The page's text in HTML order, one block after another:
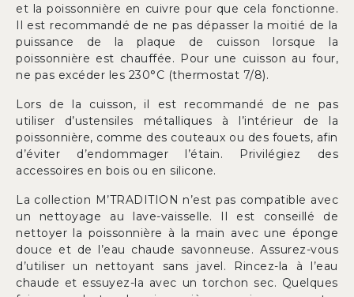
et la poissonnière en cuivre pour que cela fonctionne.
Il est recommandé de ne pas dépasser la moitié de la
puissance de la plaque de cuisson lorsque la
poissonnière est chauffée. Pour une cuisson au four,
ne pas excéder les 230°C (thermostat 7/8).
Lors de la cuisson, il est recommandé de ne pas
utiliser d’ustensiles métalliques à l’intérieur de la
poissonnière, comme des couteaux ou des fouets, afin
d’éviter d’endommager l’étain. Privilégiez des
accessoires en bois ou en silicone.
La collection M’TRADITION n’est pas compatible avec
un nettoyage au lave-vaisselle. Il est conseillé de
nettoyer la poissonnière à la main avec une éponge
douce et de l’eau chaude savonneuse. Assurez-vous
d’utiliser un nettoyant sans javel. Rincez-la à l’eau
chaude et essuyez-la avec un torchon sec. Quelques